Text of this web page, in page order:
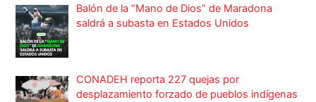
Balón de la “Mano de Dios” de Maradona
saldrá a subasta en Estados Unidos
CONADEH reporta 227 quejas por
desplazamiento forzado de pueblos indígenas